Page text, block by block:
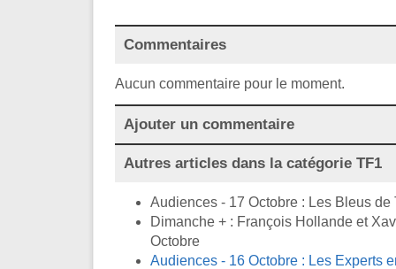
Commentaires
Aucun commentaire pour le moment.
Ajouter un commentaire
Autres articles dans la catégorie TF1
Audiences - 17 Octobre : Les Bleus
Dimanche + : François Hollande et
Octobre
Audiences - 16 Octobre : Les Experts